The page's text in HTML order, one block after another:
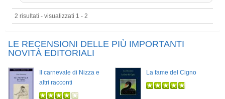
2 risultati - visualizzati 1 - 2
LE RECENSIONI DELLE PIÙ IMPORTANTI
NOVITÀ EDITORIALI
Il carnevale di Nizza e
altri racconti
La fame del Cigno